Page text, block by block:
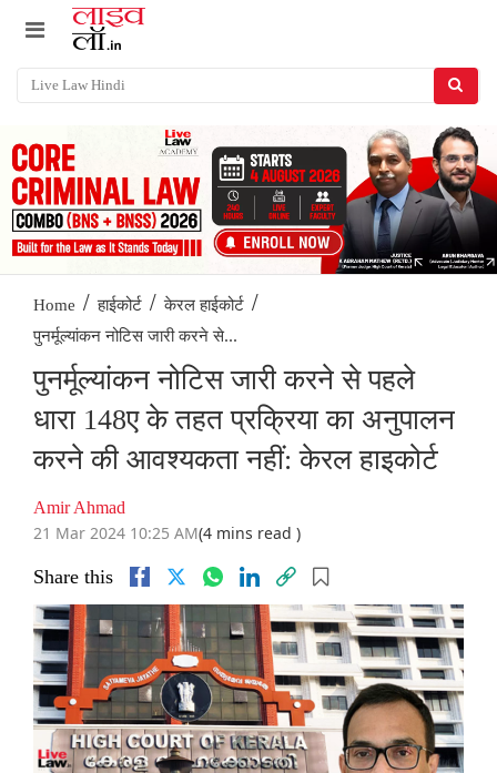
Home / हाईकोर्ट / केरल हाईकोर्ट /
पुनर्मूल्यांकन नोटिस जारी करने से...
पुनर्मूल्यांकन नोटिस जारी करने से पहले
धारा 148ए के तहत प्रक्रिया का अनुपालन
करने की आवश्यकता नहीं: केरल हाइकोर्ट
Amir Ahmad
21 Mar 2024 10:25 AM(4 mins read )
Share this